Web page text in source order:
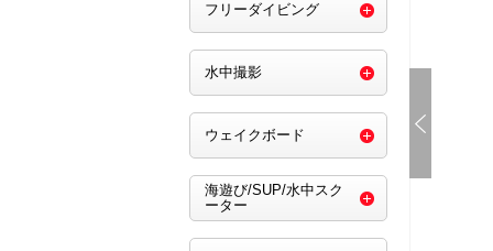
フリーダイビング
水中撮影
ウェイクボード
海遊び/SUP/水中スク
ーター